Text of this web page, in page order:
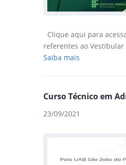
Clique aqui para
referentes ao Vestibular
Saiba mais
Curso Técnico em
23/09/2021